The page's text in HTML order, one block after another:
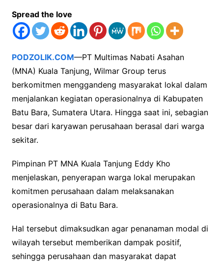
Spread the love
PODZOLIK.COM—PT Multimas Nabati Asahan
(MNA) Kuala Tanjung, Wilmar Group terus
berkomitmen menggandeng masyarakat lokal dalam
menjalankan kegiatan operasionalnya di Kabupaten
Batu Bara, Sumatera Utara. Hingga saat ini, sebagian
besar dari karyawan perusahaan berasal dari warga
sekitar.
Pimpinan PT MNA Kuala Tanjung Eddy Kho
menjelaskan, penyerapan warga lokal merupakan
komitmen perusahaan dalam melaksanakan
operasionalnya di Batu Bara.
Hal tersebut dimaksudkan agar penanaman modal di
wilayah tersebut memberikan dampak positif,
sehingga perusahaan dan masyarakat dapat